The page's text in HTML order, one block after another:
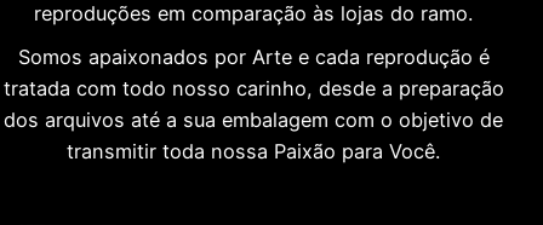
reproduções em comparação às lojas do ramo.
Somos apaixonados por Arte e cada reprodução é
tratada com todo nosso carinho, desde a preparação
dos arquivos até a sua embalagem com o objetivo de
transmitir toda nossa Paixão para Você.